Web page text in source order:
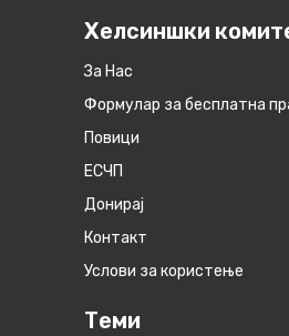
Хелсиншки
За Нас
Формулар за бесплатна
Повици
ЕСЧП
Донирај
Контакт
Услови за користење
Теми